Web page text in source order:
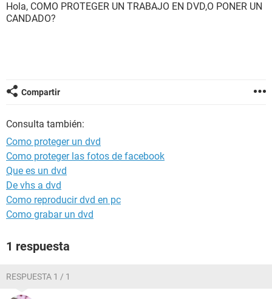
Hola, COMO PROTEGER UN TRABAJO EN DVD,O PONER UN
CANDADO?
Compartir
Consulta también:
Como proteger un dvd
Como proteger las fotos de facebook
Que es un dvd
De vhs a dvd
Como reproducir dvd en pc
Como grabar un dvd
1 respuesta
RESPUESTA 1 / 1